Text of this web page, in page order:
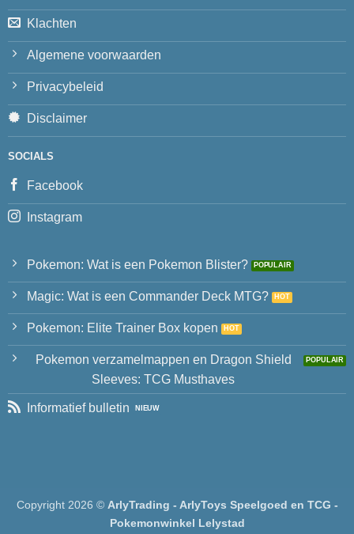
Klachten
Algemene voorwaarden
Privacybeleid
Disclaimer
SOCIALS
Facebook
Instagram
Pokemon: Wat is een Pokemon Blister?
Magic: Wat is een Commander Deck MTG?
Pokemon: Elite Trainer Box kopen
Pokemon verzamelmappen en Dragon Shield
Sleeves: TCG Musthaves
Informatief bulletin
Copyright 2026 © ArlyTrading - ArlyToys Speelgoed en TCG -
Pokemonwinkel Lelystad